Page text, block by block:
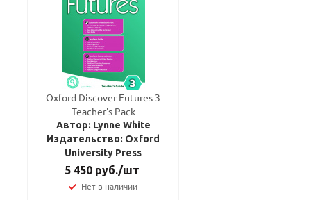
Oxford Discover Futures 3
Teacher's Pack
Автор: Lynne White
Издательство: Oxford
University Press
5 450руб./шт
Нет в наличии